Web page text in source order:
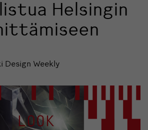
Helsingin
Design Weekly